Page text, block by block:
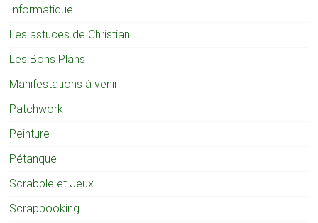
Informatique
Les astuces de Christian
Les Bons Plans
Manifestations à venir
Patchwork
Peinture
Pétanque
Scrabble et Jeux
Scrapbooking